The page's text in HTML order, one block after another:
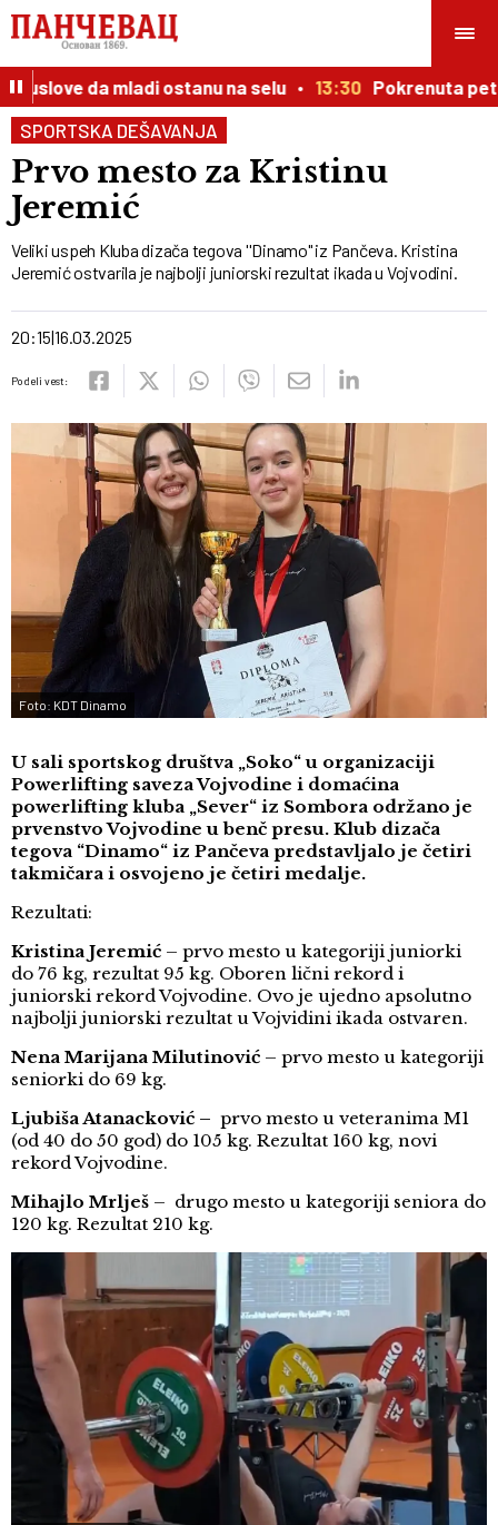
da mladi ostanu na selu 13:30 Pokrenuta
SPORTSKA DEŠAVANJA
Prvo mesto za Kristinu
Jeremić
Veliki uspeh Kluba dizača tegova ''Dinamo" iz Pančeva. Kristina
Jeremić ostvarila je najbolji juniorski rezultat ikada u Vojvodini.
20:15 16.03.2025
Podeli vest:
Foto: KDT Dinamo
U sali sportskog društva „Soko“ u organizaciji
Powerlifting saveza Vojvodine i domaćina
powerlifting kluba „Sever“ iz Sombora održano je
prvenstvo Vojvodine u benč presu. Klub dizača
tegova “Dinamo“ iz Pančeva predstavljalo je četiri
takmičara i osvojeno je četiri medalje.
Rezultati:
Kristina Jeremić – prvo mesto u kategoriji juniorki
do 76 kg, rezultat 95 kg. Oboren lični rekord i
juniorski rekord Vojvodine. Ovo je ujedno apsolutno
najbolji juniorski rezultat u Vojvidini ikada ostvaren.
Nena Marijana Milutinović – prvo mesto u kategoriji
seniorki do 69 kg.
Ljubiša Atanacković – prvo mesto u veteranima M1
(od 40 do 50 god) do 105 kg. Rezultat 160 kg, novi
rekord Vojvodine.
Mihajlo Mrlješ – drugo mesto u kategoriji seniora do
120 kg. Rezultat 210 kg.